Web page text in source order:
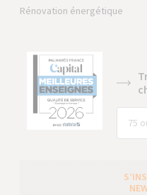
Rénovation énergétique